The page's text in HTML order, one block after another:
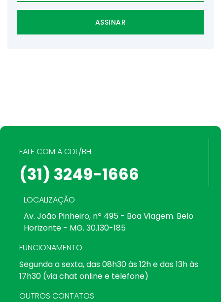
ASSINAR
FALE COM A CDL/BH
(31) 3249-1666
LOCALIZAÇÃO
Av. João Pinheiro, nº 495 - Boa Viagem. Belo
Horizonte - MG. 30.130-185
FUNCIONAMENTO
Segunda a sexta, das 08h30 às 12h e das 13h às
17h30 (via chat online e telefone)
OUTROS CONTATOS